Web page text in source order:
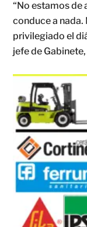
“No estamos de
conduce a
privilegiado el
jefe de